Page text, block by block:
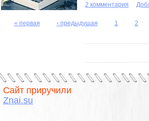
2 комментария
« первая ‹ предыдущая 1 2
Сайт приручили
Znai.su